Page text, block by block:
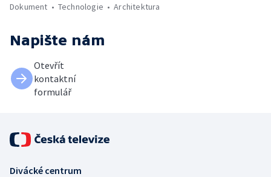
Dokument
Technologie Architektura
Napište nám
Otevřít
kontaktní
formulář
Divácké centrum